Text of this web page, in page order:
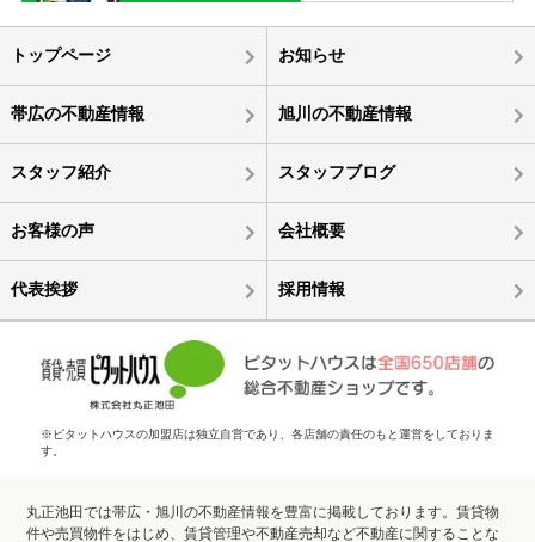
トップページ お知らせ
帯広の不動産情報 旭川の不動産情報
スタッフ紹介 スタッフブログ
お客様の声 会社概要
代表挨拶 採用情報
※ピタットハウスの加盟店は独立自営であり、各店舗の責任のもと運営をしておりま
す。
丸正池田では帯広・旭川の不動産情報を豊富に掲載しております。賃貸物
件や売買物件をはじめ、賃貸管理や不動産売却など不動産に関することな